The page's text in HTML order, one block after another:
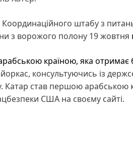
Координаційного штабу з
з ворожого полону 19 жовтня
країною, яка отримає
консультуючись із
Катар став першою арабською
США на своєму сайті.